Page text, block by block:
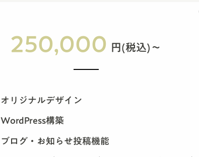
250,000 円(税込)～
オリジナルデザイン
WordPress構築
ブログ・お知らせ投稿機能